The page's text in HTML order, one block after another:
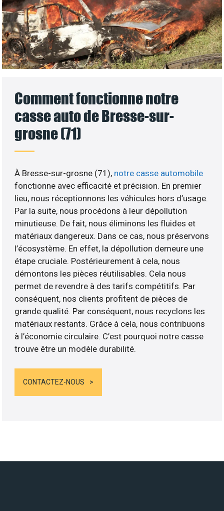
Comment fonctionne notre
casse auto de Bresse-sur-
grosne (71)
À Bresse-sur-grosne (71), notre casse automobile
fonctionne avec efficacité et précision. En premier
lieu, nous réceptionnons les véhicules hors d’usage.
Par la suite, nous procédons à leur dépollution
minutieuse. De fait, nous éliminons les fluides et
matériaux dangereux. Dans ce cas, nous préservons
l’écosystème. En effet, la dépollution demeure une
étape cruciale. Postérieurement à cela, nous
démontons les pièces réutilisables. Cela nous
permet de revendre à des tarifs compétitifs. Par
conséquent, nos clients profitent de pièces de
grande qualité. Par conséquent, nous recyclons les
matériaux restants. Grâce à cela, nous contribuons
à l’économie circulaire. C’est pourquoi notre casse
trouve être un modèle durabilité.
CONTACTEZ-NOUS